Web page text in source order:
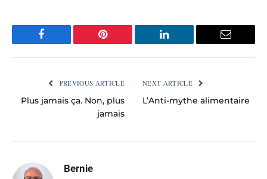
Facebook Pinterest LinkedIn Email
PREVIOUS ARTICLE
Plus jamais ça. Non, plus
jamais
NEXT ARTICLE
L’Anti-mythe alimentaire
Bernie